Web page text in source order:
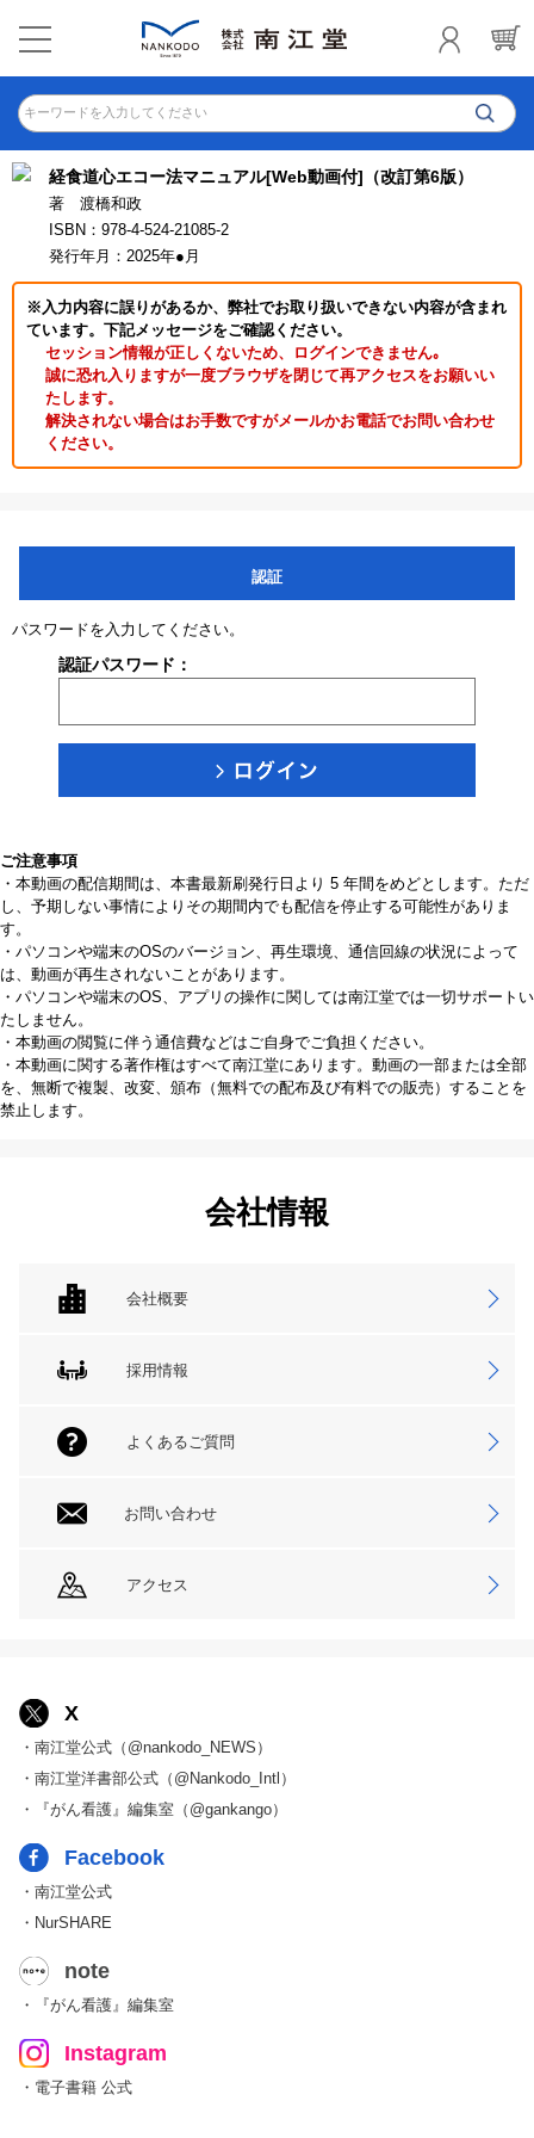
キーワードを入力してください
経食道心エコー法マニュアル[Web動画付]（改訂第6版）
著 渡橋和政
ISBN：978-4-524-21085-2
発行年月：2025年●月
※入力内容に誤りがあるか、弊社でお取り扱いできない内容が含まれ
ています。下記メッセージをご確認ください。
セッション情報が正しくないため、ログインできません｡
誠に恐れ入りますが一度ブラウザを閉じて再アクセスをお願いい
たします。
解決されない場合はお手数ですがメールかお電話でお問い合わせ
ください。
認証
パスワードを入力してください。
認証パスワード：
ご注意事項
・本動画の配信期間は、本書最新刷発行日より 5 年間をめどとします。ただ
し、予期しない事情によりその期間内でも配信を停止する可能性がありま
す。
・パソコンや端末のOSのバージョン、再生環境、通信回線の状況によって
は、動画が再生されないことがあります。
・パソコンや端末のOS、アプリの操作に関しては南江堂では一切サポートい
たしません。
・本動画の閲覧に伴う通信費などはご自身でご負担ください。
・本動画に関する著作権はすべて南江堂にあります。動画の一部または全部
を、無断で複製、改変、頒布（無料での配布及び有料での販売）することを
禁止します。
会社情報
会社概要
採用情報
よくあるご質問
お問い合わせ
アクセス
X
・南江堂公式（@nankodo_NEWS）
・南江堂洋書部公式（@Nankodo_Intl）
・『がん看護』編集室（@gankango）
Facebook
・南江堂公式
・NurSHARE
note
・『がん看護』編集室
Instagram
・電子書籍 公式